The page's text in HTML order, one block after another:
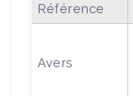
Référence
Avers